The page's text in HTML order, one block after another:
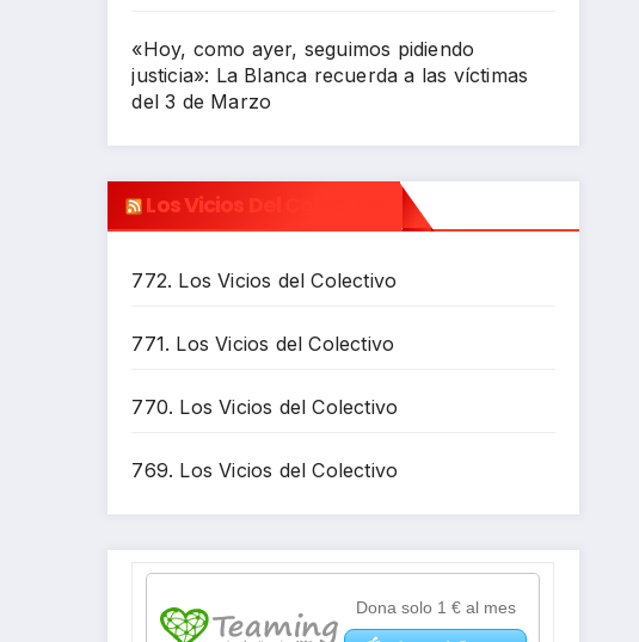
«Hoy, como ayer, seguimos pidiendo
justicia»: La Blanca recuerda a las víctimas
del 3 de Marzo
Los Vicios Del Colectivo
772. Los Vicios del Colectivo
771. Los Vicios del Colectivo
770. Los Vicios del Colectivo
769. Los Vicios del Colectivo